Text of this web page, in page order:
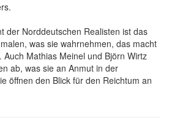
der Norddeutschen Realisten ist das
was sie wahrnehmen, das macht
Mathias Meinel und Björn Wirtz
ab, was sie an Anmut in der
öffnen den Blick für den Reichtum an